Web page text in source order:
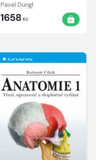
Pavel Dungl
1658 Kč